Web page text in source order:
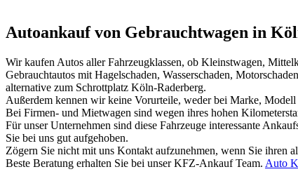
Autoankauf von Gebrauchtwagen in
Wir kaufen Autos aller Fahrzeugklassen, ob Kleinstwagen,
Gebrauchtautos mit Hagelschaden, Wasserschaden,
alternative zum Schrottplatz Köln-Raderberg.
Außerdem kennen wir keine Vorurteile, weder bei Marke,
Bei Firmen- und Mietwagen sind wegen ihres hohen
Für unser Unternehmen sind diese Fahrzeuge interessante
Sie bei uns gut aufgehoben.
Zögern Sie nicht mit uns Kontakt aufzunehmen, wenn Sie ihren
Beste Beratung erhalten Sie bei unser KFZ-Ankauf Team. Auto